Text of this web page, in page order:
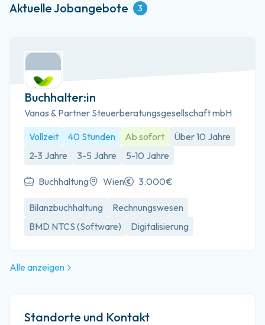
Aktuelle Jobangebote 3
Buchhalter:in
Vanas & Partner Steuerberatungsgesellschaft mbH
Vollzeit
40 Stunden Ab sofort
Über 10 Jahre
2-3 Jahre
3-5 Jahre 5-10 Jahre
Buchhaltung Wien 3.000€
Bilanzbuchhaltung
Rechnungswesen
BMD NTCS (Software)
Digitalisierung
Alle anzeigen
Standorte und Kontakt